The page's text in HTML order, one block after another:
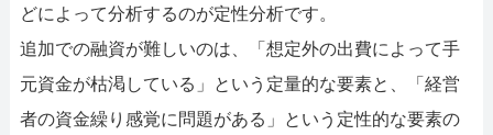
どによって分析するのが定性分析です。
追加での融資が難しいのは、「想定外の出費によって手
元資金が枯渇している」という定量的な要素と、「経営
者の資金繰り感覚に問題がある」という定性的な要素の